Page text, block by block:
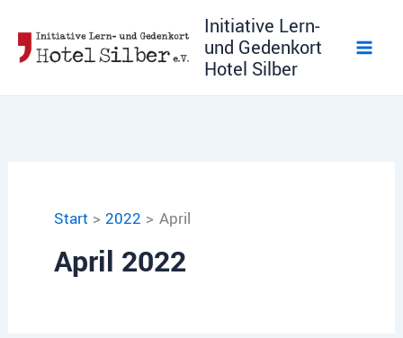
Inhalt
springen
Initiative Lern-
und Gedenkort
Hotel Silber
Start 2022 April
April 2022